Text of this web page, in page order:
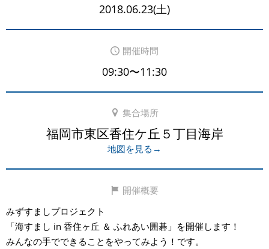
2018.06.23(土)
開催時間
09:30〜11:30
集合場所
福岡市東区香住ケ丘５丁目海岸
地図を見る→
開催概要
みずすましプロジェクト
「海すまし in 香住ヶ丘 ＆ ふれあい囲碁」を開催します！
みんなの手でできることをやってみよう！です。